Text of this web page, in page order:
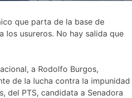
que parta de la base de
los usureros. No hay salida que
a Rodolfo Burgos,
de la lucha contra la impunidad
del PTS, candidata a Senadora